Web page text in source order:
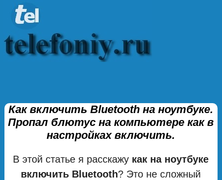
Как включить Bluetooth на ноутбуке.
Пропал блютус на компьютере как в
настройках включить.
В этой статье я расскажу как на ноутбуке
включить Bluetooth? Это не сложный